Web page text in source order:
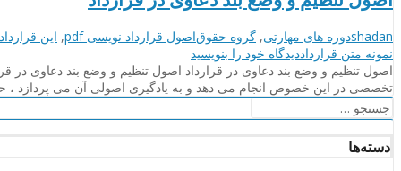
نویسنده
shadanدسته‌بندی‌ها
دوره های مهارتی, گروه حقوقبرچسب
ها
اصول قرارداد نویسی pdf , این
نمونه متن قرارداددیدگاه خود را on
اصول
تنظیم
و
وضع
بنویسید
اصول تنظیم و وضع بند دعاوی در قرارداد اصول تنظیم و وضع بند دعاوی
تخصصی در این خصوص انجام می دهد و به یادگیری اصولی آن می پردازد ،
جستجو
برای:
دسته‌ها